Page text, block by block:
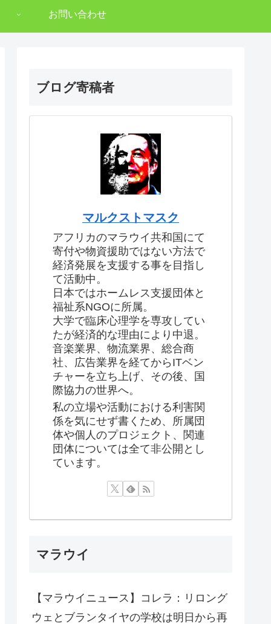
お問い合わせ
ブログ寄稿者
マルクストマスク
アフリカのマラウイ共和国にて
寄付や物資援助ではない方法で
経済発展を支援する事を目指し
て活動中。
日本ではホームレス支援団体と
福祉系NGOに所属。
大学で臨床心理学を専攻してい
たが経済的な理由により中退。
音楽業界、物流業界、総合商
社、広告業界を経てからITベン
チャーを立ち上げ、その後、国
際協力の世界へ。
私の立場や活動における利害関
係を気にせず書くため、所属団
体や個人のプロジェクト、関連
団体については全て非公開とし
ています。
マラウイ
【マラウイニュース】コレラ：リロング
ウェとブランタイヤの学校は明日から再